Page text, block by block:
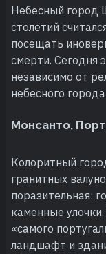
Небесный город
столетий
посещать
смерти. Сегодня
независимо от
небесного
Монсанто,
Колоритный
гранитных
поразительная:
каменные
«самого
ландшафт и